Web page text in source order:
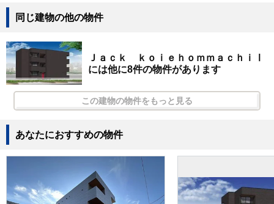
同じ建物の他の物件
Ｊａｃｋ ｋｏｉｅｈｏｍｍａｃｈｉⅠ
には他に8件の物件があります
この建物の物件をもっと見る
あなたにおすすめの物件